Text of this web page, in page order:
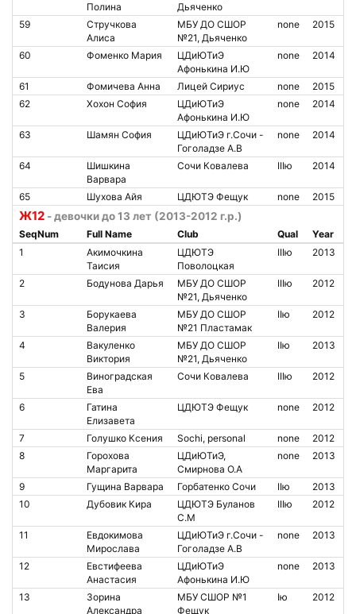
Полина
Дьяченко
59
Стручкова
Алиса
МБУ ДО СШОР
№21, Дьяченко
none 2015
60 Фоменко Мария
ЦДиЮТиЭ
Афонькина И.Ю
none 2014
61 Фомичева Анна Лицей Сириус none
2015
62
Хохон София
ЦДиЮТиЭ
Афонькина И.Ю
none 2014
63 Шамян София
ЦДиЮТиЭ г.Сочи -
Гоголадзе А.В
none 2014
64
Шишкина
Варвара
Сочи Ковалева IIIю 2014
65 Шухова Айя ЦДЮТЭ Фещук none 2015
Ж12 - девочки до 13 лет (2013-2012 г.р.)
SeqNum Full Name Club Qual
Year
1
Акимочкина
Таисия
ЦДЮТЭ
Поволоцкая
IIIю 2013
2 Бодунова Дарья
МБУ ДО СШОР
№21, Дьяченко
IIIю 2012
3
Борукаева
Валерия
МБУ ДО СШОР
№21 Пластамак
IIю 2012
4
Вакуленко
Виктория
МБУ ДО СШОР
№21, Дьяченко
IIю 2013
5
Виноградская
Ева
Сочи Ковалева IIIю 2012
6
Гатина
Елизавета
ЦДЮТЭ Фещук none 2012
7 Голушко Ксения Sochi, personal none
2012
8
Горохова
Маргарита
ЦДиЮТиЭ,
Смирнова О.А
none 2013
9 Гущина Варвара Горбатенко Сочи IIю
2013
10
Дубовик Кира
ЦДЮТЭ Буланов
С.М
IIIю 2012
11
Евдокимова
Мирослава
ЦДиЮТиЭ г.Сочи -
Гоголадзе А.В
none 2013
12
Евстифеева
Анастасия
ЦДиЮТиЭ
Афонькина И.Ю
none 2013
13
Зорина
Александра
МБУ СШОР №1
Фещук
Iю 2012